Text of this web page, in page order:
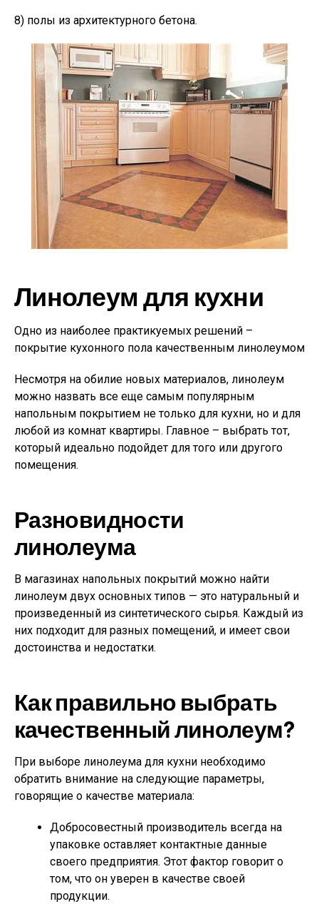
8) полы из архитектурного бетона.
Линолеум для кухни
Одно из наиболее практикуемых решений –
покрытие кухонного пола качественным линолеумом
Несмотря на обилие новых материалов, линолеум
можно назвать все еще самым популярным
напольным покрытием не только для кухни, но и для
любой из комнат квартиры. Главное – выбрать тот,
который идеально подойдет для того или другого
помещения.
Разновидности
линолеума
В магазинах напольных покрытий можно найти
линолеум двух основных типов — это натуральный и
произведенный из синтетического сырья. Каждый из
них подходит для разных помещений, и имеет свои
достоинства и недостатки.
Как правильно выбрать
качественный линолеум?
При выборе линолеума для кухни необходимо
обратить внимание на следующие параметры,
говорящие о качестве материала:
Добросовестный производитель всегда на
упаковке оставляет контактные данные
своего предприятия. Этот фактор говорит о
том, что он уверен в качестве своей
продукции.